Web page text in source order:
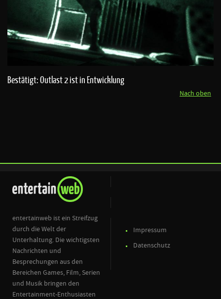
Bestätigt: Outlast 2 ist in Entwicklung
Nach oben
entertainweb ist ein Streifzug
durch die Welt der
Unterhaltung. Die wichtigsten
Nachrichten und
Besprechungen aus den
Bereichen Games, Film, Serien
und Musik bringen den
Entertainment-Enthusiasten
Impressum
Datenschutz